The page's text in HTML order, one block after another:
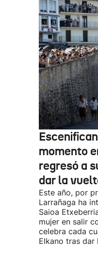
momento
regresó a
dar la
Este año, por
Larrañaga ha
Saioa
mujer en salir
celebra cada
Elkano tras dar